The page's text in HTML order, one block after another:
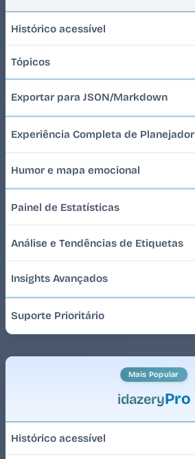
Histórico acessível
Tópicos
Exportar para JSON/Markdown
Experiência Completa de Planejador
Humor e mapa emocional
Painel de Estatísticas
Análise e Tendências de Etiquetas
Insights Avançados
Suporte Prioritário
Mais Popular
idazeryPro
Histórico acessível